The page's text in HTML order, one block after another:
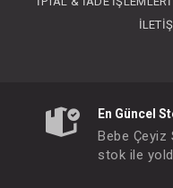
En Güncel
Bebe Çeyiz
stok ile